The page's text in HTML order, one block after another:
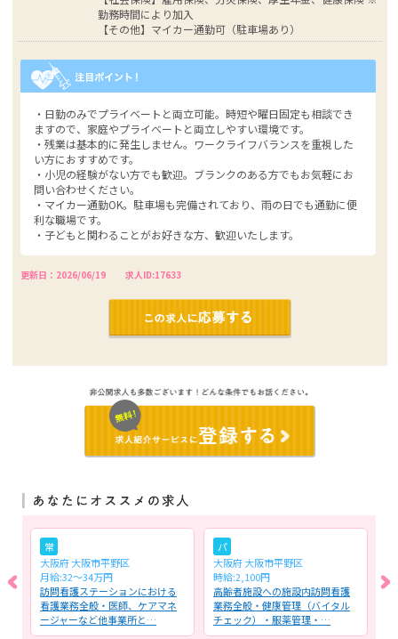
勤務時間により加入
【その他】マイカー通勤可（駐車場あり）
・日勤のみでプライベートと両立可能。時短や曜日固定も相談でき
ますので、家庭やプライベートと両立しやすい環境です。
・残業は基本的に発生しません。ワークライフバランスを重視した
い方におすすめです。
・小児の経験がない方でも歓迎。ブランクのある方でもお気軽にお
問い合わせください。
・マイカー通勤OK。駐車場も完備されており、雨の日でも通勤に便
利な職場です。
・子どもと関わることがお好きな方、歓迎いたします。
更新日：2026/06/19 求人ID:17633
常
大阪府 大阪市平野区
月給:32～34万円
訪問看護ステーションにおける
看護業務全般・医師、ケアマネ
ージャーなど他事業所と…
パ
大阪府 大阪市平野区
時給:2,100円
高齢者施設への施設内訪問看護
業務全般・健康管理（バイタル
チェック）・服薬管理・…